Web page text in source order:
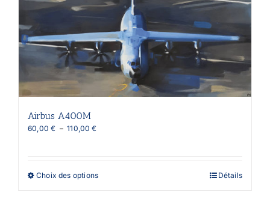
Airbus A400M
60,00€ – 110,00€Plage
Choix des optionsCe
Détails